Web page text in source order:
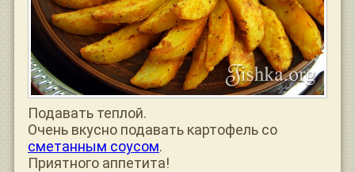
Подавать теплой.
Очень вкусно подавать картофель со
сметанным соусом.
Приятного аппетита!